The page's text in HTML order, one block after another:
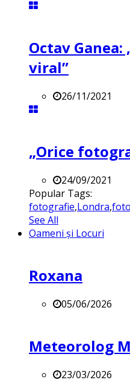
Octav
viral”
26/11/2021
„Orice
24/09/2021
Popular Tags:
fotografie,Londra,
See All
Oameni și Locuri
Roxana
05/06/2026
Meteorolog
23/03/2026